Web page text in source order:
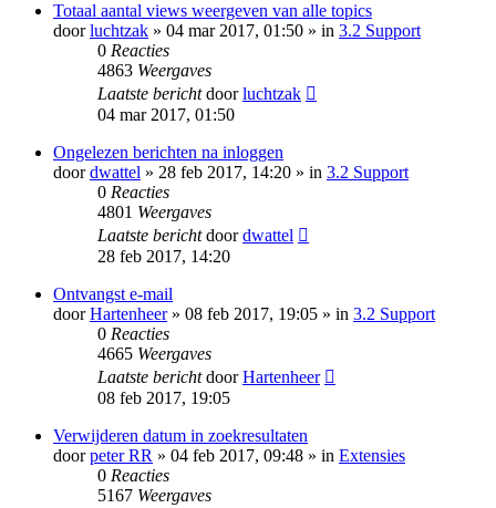
Totaal aantal views weergeven van alle topics
doorluchtzak » 04 mar 2017, 01:50 » in 3.2 Support
0 Reacties
4863 Weergaves
Laatste berichtdoorluchtzak
04 mar 2017, 01:50
Ongelezen berichten na inloggen
doordwattel » 28 feb 2017, 14:20 » in 3.2 Support
0 Reacties
4801 Weergaves
Laatste berichtdoordwattel
28 feb 2017, 14:20
Ontvangst e-mail
doorHartenheer» 08 feb 2017, 19:05 » in 3.2 Support
0 Reacties
4665 Weergaves
Laatste berichtdoorHartenheer
08 feb 2017, 19:05
Verwijderen datum in zoekresultaten
doorpeter RR » 04 feb 2017, 09:48 » in Extensies
0 Reacties
5167 Weergaves